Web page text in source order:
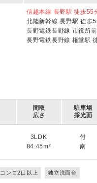
信越本線 長野駅 徒歩55
北陸新幹線 長野駅 徒歩
長野電鉄長野線 市役所
長野電鉄長野線 権堂駅
間取
広さ
駐車場
採光面
3LDK
84.45m²
付
南
コンロ2口以上 独立洗面台